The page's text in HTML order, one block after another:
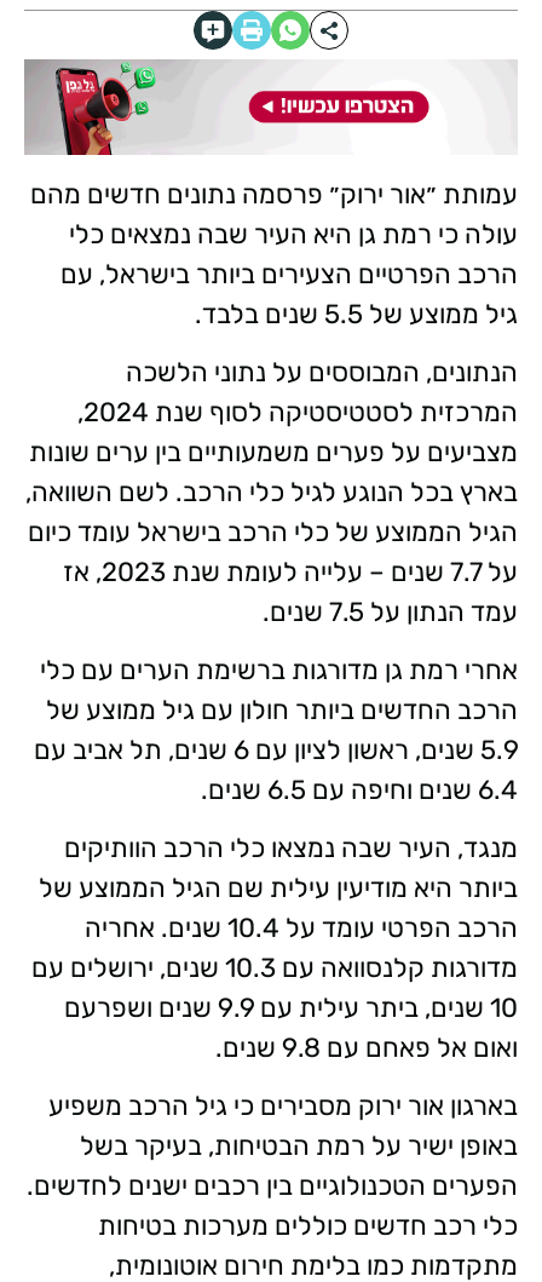
עמותת ״אור ירוק״ פרסמה נתונים חדשים מהם
עולה כי רמת גן היא העיר שבה נמצאים כלי
הרכב הפרטיים הצעירים ביותר בישראל, עם
גיל ממוצע של 5.5 שנים בלבד.
הנתונים, המבוססים על נתוני הלשכה
המרכזית לסטטיסטיקה לסוף שנת 2024,
מצביעים על פערים משמעותיים בין ערים שונות
בארץ בכל הנוגע לגיל כלי הרכב. לשם השוואה,
הגיל הממוצע של כלי הרכב בישראל עומד כיום
על 7.7 שנים – עלייה לעומת שנת 2023, אז
עמד הנתון על 7.5 שנים.
אחרי רמת גן מדורגות ברשימת הערים עם כלי
הרכב החדשים ביותר חולון עם גיל ממוצע של
5.9 שנים, ראשון לציון עם 6 שנים, תל אביב עם
6.4 שנים וחיפה עם 6.5 שנים.
מנגד, העיר שבה נמצאו כלי הרכב הוותיקים
ביותר היא מודיעין עילית שם הגיל הממוצע של
הרכב הפרטי עומד על 10.4 שנים. אחריה
מדורגות קלנסוואה עם 10.3 שנים, ירושלים עם
10 שנים, ביתר עילית עם 9.9 שנים ושפרעם
ואום אל פאחם עם 9.8 שנים.
בארגון אור ירוק מסבירים כי גיל הרכב משפיע
באופן ישיר על רמת הבטיחות, בעיקר בשל
הפערים הטכנולוגיים בין רכבים ישנים לחדשים.
כלי רכב חדשים כוללים מערכות בטיחות
מתקדמות כמו בלימת חירום אוטונומית,